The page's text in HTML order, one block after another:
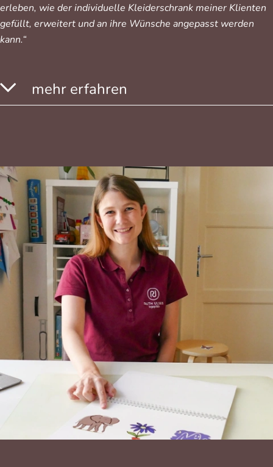
erleben, wie der individuelle Kleiderschrank meiner Klienten
gefüllt, erweitert und an ihre Wünsche angepasst werden
kann.“
mehr erfahren